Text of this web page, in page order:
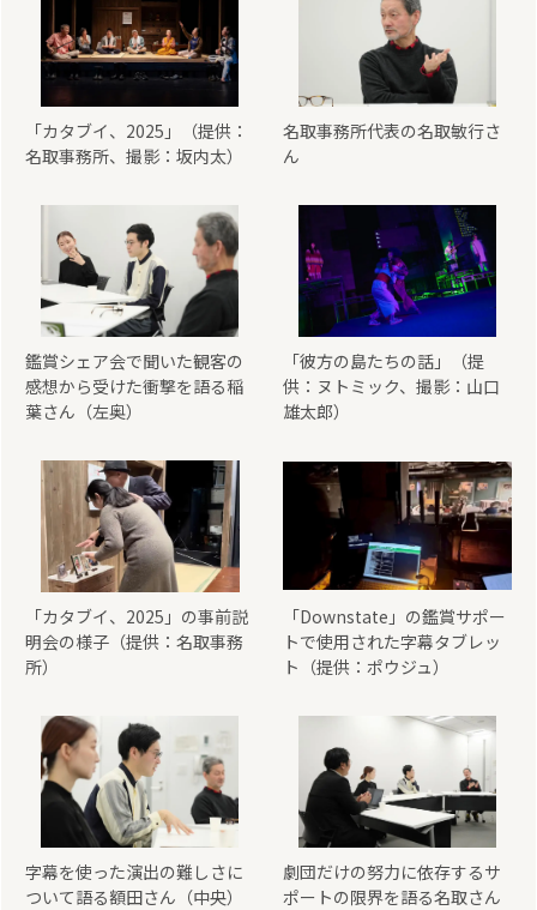
「カタブイ、2025」（提供：
名取事務所、撮影：坂内太）
名取事務所代表の名取敏行さ
ん
鑑賞シェア会で聞いた観客の
感想から受けた衝撃を語る稲
葉さん（左奥）
「彼方の島たちの話」（提
供：ヌトミック、撮影：山口
雄太郎）
「カタブイ、2025」の事前説
明会の様子（提供：名取事務
所）
「Downstate」の鑑賞サポー
トで使用された字幕タブレッ
ト（提供：ポウジュ）
字幕を使った演出の難しさに
ついて語る額田さん（中央）
劇団だけの努力に依存するサ
ポートの限界を語る名取さん